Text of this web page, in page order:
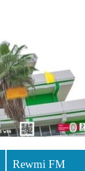
Rewmi FM